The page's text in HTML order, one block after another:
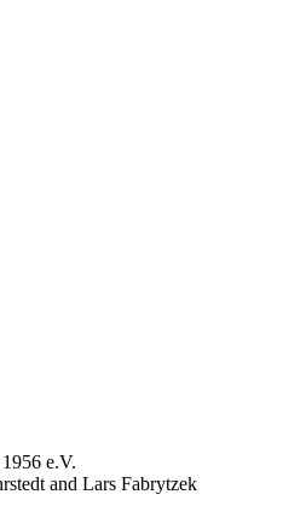
e.V.
and Lars Fabrytzek